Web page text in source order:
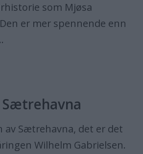
som Mjøsa
er mer spennende enn
Sætrehavna
av Sætrehavna, det er det
Wilhelm Gabrielsen.